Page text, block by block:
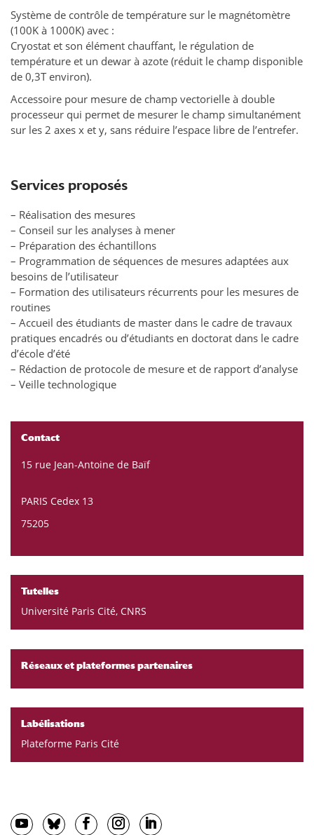
Système de contrôle de température sur le magnétomètre
(100K à 1000K) avec :
Cryostat et son élément chauffant, le régulation de
température et un dewar à azote (réduit le champ disponible
de 0,3T environ).
Accessoire pour mesure de champ vectorielle à double
processeur qui permet de mesurer le champ simultanément
sur les 2 axes x et y, sans réduire l’espace libre de l’entrefer.
Services proposés
– Réalisation des mesures
– Conseil sur les analyses à mener
– Préparation des échantillons
– Programmation de séquences de mesures adaptées aux
besoins de l’utilisateur
– Formation des utilisateurs récurrents pour les mesures de
routines
– Accueil des étudiants de master dans le cadre de travaux
pratiques encadrés ou d’étudiants en doctorat dans le cadre
d’école d’été
– Rédaction de protocole de mesure et de rapport d’analyse
– Veille technologique
Contact
15 rue Jean-Antoine de Baïf
PARIS Cedex 13
75205
Tutelles
Université Paris Cité, CNRS
Réseaux et plateformes partenaires
Labélisations
Plateforme Paris Cité